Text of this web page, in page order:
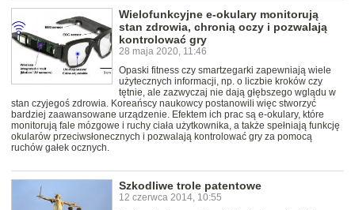
Wielofunkcyjne e-okulary monitorują
stan zdrowia, chronią oczy i pozwalają
kontrolować gry
28 maja 2020, 11:46
Opaski fitness czy smartzegarki zapewniają wiele
użytecznych informacji, np. o liczbie kroków czy
tętnie, ale zazwyczaj nie dają głębszego wglądu w
stan czyjegoś zdrowia. Koreańscy naukowcy postanowili więc stworzyć
bardziej zaawansowane urządzenie. Efektem ich prac są e-okulary, które
monitorują fale mózgowe i ruchy ciała użytkownika, a także spełniają funkcję
okularów przeciwsłonecznych i pozwalają kontrolować gry za pomocą
ruchów gałek ocznych.
Szkodliwe trole patentowe
12 czerwca 2014, 10:55